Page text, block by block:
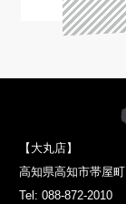
【大丸店】
高知県高知市帯屋
Tel: 088-872-2010